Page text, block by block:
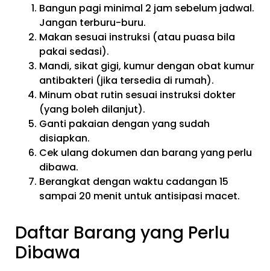
Bangun pagi minimal 2 jam sebelum jadwal.
Jangan terburu-buru.
Makan sesuai instruksi (atau puasa bila
pakai sedasi).
Mandi, sikat gigi, kumur dengan obat kumur
antibakteri (jika tersedia di rumah).
Minum obat rutin sesuai instruksi dokter
(yang boleh dilanjut).
Ganti pakaian dengan yang sudah
disiapkan.
Cek ulang dokumen dan barang yang perlu
dibawa.
Berangkat dengan waktu cadangan 15
sampai 20 menit untuk antisipasi macet.
Daftar Barang yang Perlu
Dibawa